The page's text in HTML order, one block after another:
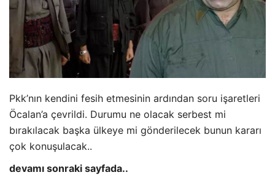
Pkk’nın kendini fesih etmesinin ardından soru işaretleri
Öcalan’a çevrildi. Durumu ne olacak serbest mi
bırakılacak başka ülkeye mi gönderilecek bunun kararı
çok konuşulacak..
devamı sonraki sayfada..